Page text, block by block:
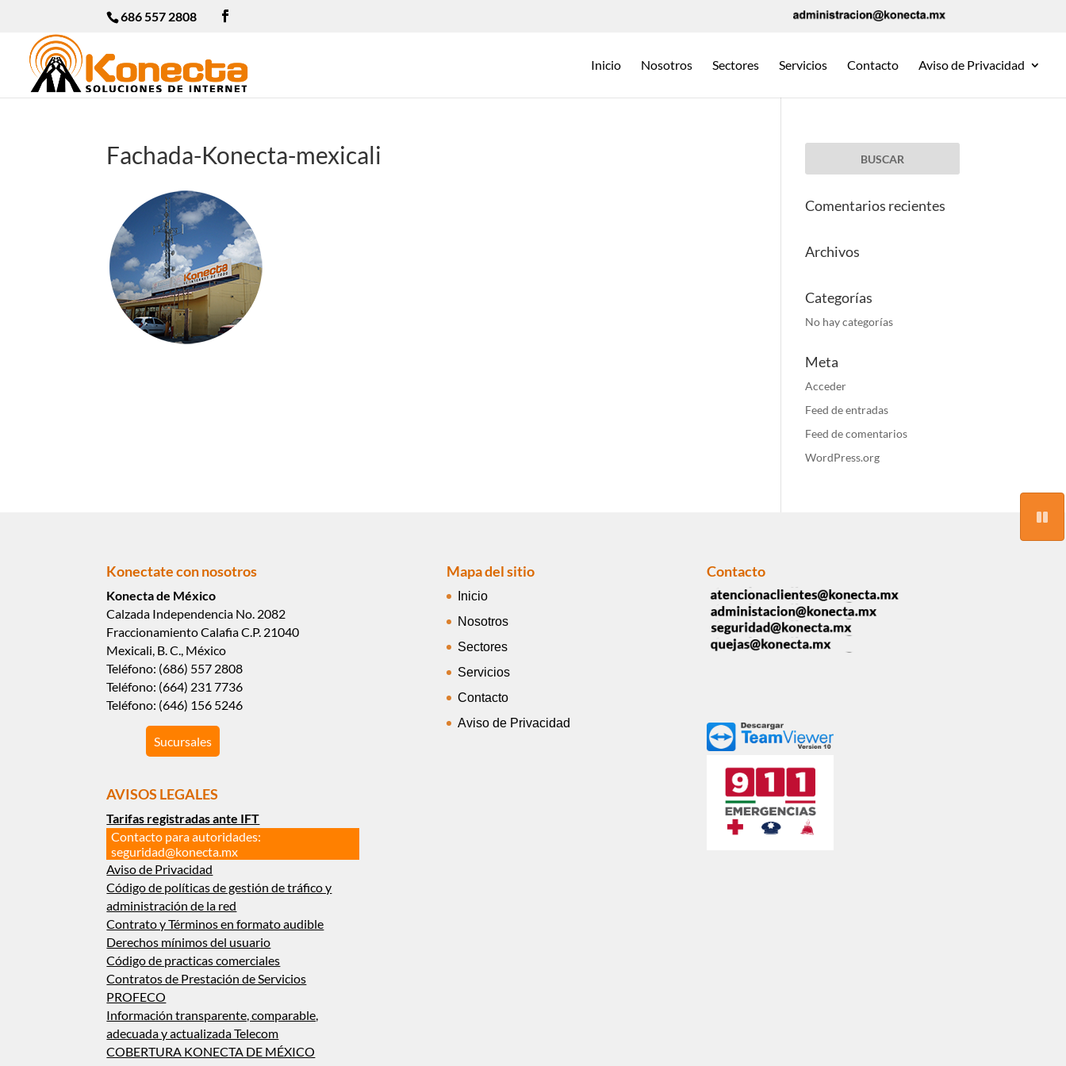
686 557 2808
Inicio Nosotros Sectores Servicios Contacto Aviso de Privacidad
Fachada-Konecta-mexicali
Comentarios recientes
Archivos
Categorías
No hay categorías
Meta
Acceder
Feed de entradas
Feed de comentarios
WordPress.org
Konectate con nosotros
Konecta de México
Calzada Independencia No. 2082
Fraccionamiento Calafia C.P. 21040
Mexicali, B. C., México
Teléfono: (686) 557 2808
Teléfono: (664) 231 7736
Teléfono: (646) 156 5246
Sucursales
AVISOS LEGALES
Tarifas registradas ante IFT
Contacto para autoridades:
seguridad@konecta.mx
Aviso de Privacidad
Código de políticas de gestión de tráfico y
administración de la red
Contrato y Términos en formato audible
Derechos mínimos del usuario
Código de practicas comerciales
Contratos de Prestación de Servicios
PROFECO
Información transparente, comparable,
adecuada y actualizada Telecom
COBERTURA KONECTA DE MÉXICO
Mapa del sitio
Inicio
Nosotros
Sectores
Servicios
Contacto
Aviso de Privacidad
Contacto